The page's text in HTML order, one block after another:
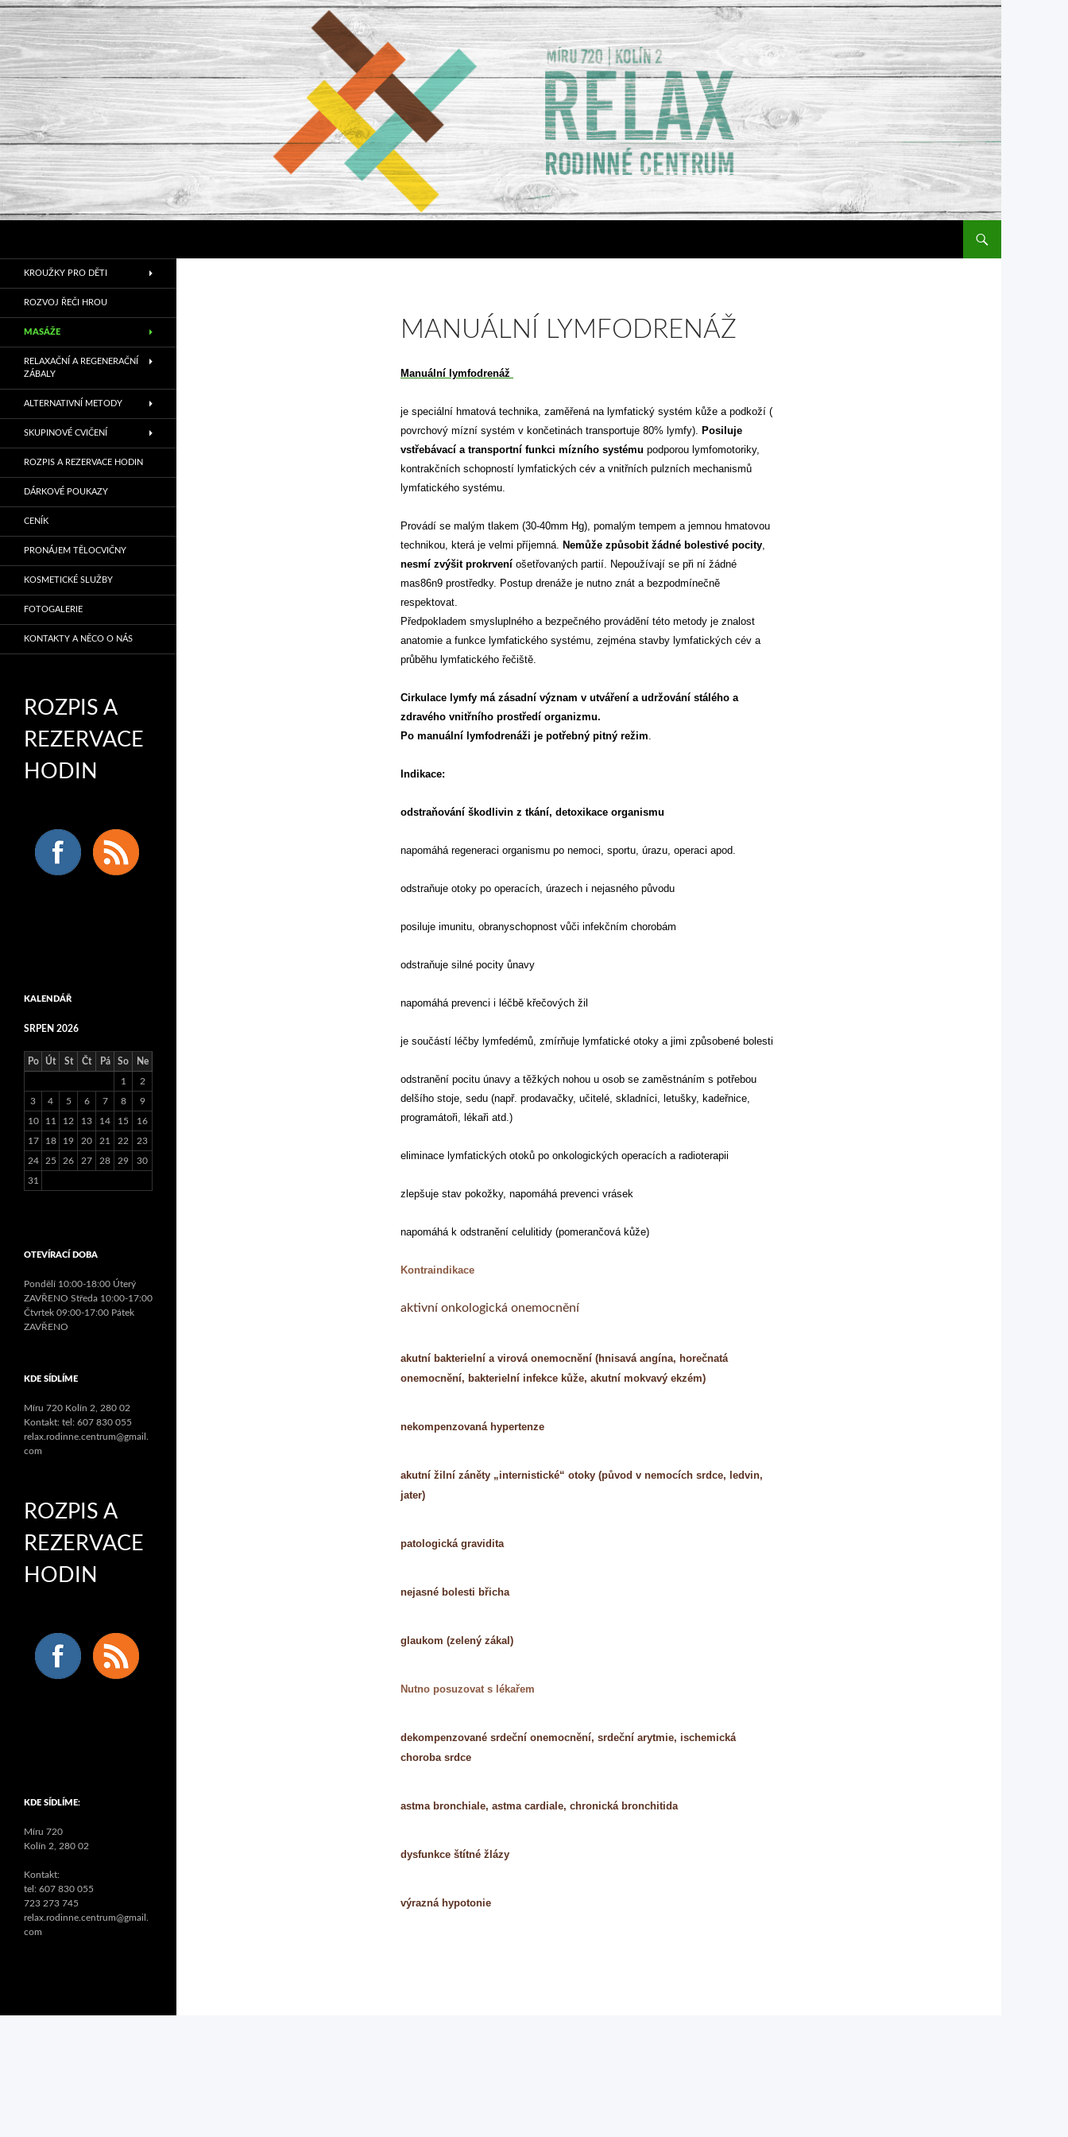
MANUÁLNÍ LYMFODRENÁŽ
Manuální lymfodrenáž
je speciální hmatová technika, zaměřená na lymfatický systém kůže a podkoží (
povrchový mízní systém v končetinách transportuje 80% lymfy). Posiluje
vstřebávací a transportní funkci mízního systému podporou lymfomotoriky,
kontrakčních schopností lymfatických cév a vnitřních pulzních mechanismů
lymfatického systému.
Provádí se malým tlakem (30-40mm Hg), pomalým tempem a jemnou hmatovou
technikou, která je velmi příjemná. Nemůže způsobit žádné bolestivé pocity,
nesmí zvýšit prokrvení ošetřovaných partií. Nepoužívají se při ní žádné
mas86n9 prostředky. Postup drenáže je nutno znát a bezpodmínečně
respektovat.
Předpokladem smysluplného a bezpečného provádění této metody je znalost
anatomie a funkce lymfatického systému, zejména stavby lymfatických cév a
průběhu lymfatického řečiště.
Cirkulace lymfy má zásadní význam v utváření a udržování stálého a
zdravého vnitřního prostředí organizmu.
Po manuální lymfodrenáži je potřebný pitný režim.
Indikace:
odstraňování škodlivin z tkání, detoxikace organismu
napomáhá regeneraci organismu po nemoci, sportu, úrazu, operaci apod.
odstraňuje otoky po operacích, úrazech i nejasného původu
posiluje imunitu, obranyschopnost vůči infekčním chorobám
odstraňuje silné pocity ůnavy
napomáhá prevenci i léčbě křečových žil
je součástí léčby lymfedémů, zmírňuje lymfatické otoky a jimi způsobené bolesti
odstranění pocitu únavy a těžkých nohou u osob se zaměstnáním s potřebou
delšího stoje, sedu (např. prodavačky, učitelé, skladníci, letušky, kadeřnice,
programátoři, lékaři atd.)
eliminace lymfatických otoků po onkologických operacích a radioterapii
zlepšuje stav pokožky, napomáhá prevenci vrásek
napomáhá k odstranění celulitidy (pomerančová kůže)
Kontraindikace
aktivní onkologická onemocnění
akutní bakterielní a virová onemocnění (hnisavá angína, horečnatá
onemocnění, bakterielní infekce kůže, akutní mokvavý ekzém)
nekompenzovaná hypertenze
akutní žilní záněty „internistické“ otoky (původ v nemocích srdce, ledvin,
jater)
patologická gravidita
nejasné bolesti břicha
glaukom (zelený zákal)
Nutno posuzovat s lékařem
dekompenzované srdeční onemocnění, srdeční arytmie, ischemická
choroba srdce
astma bronchiale, astma cardiale, chronická bronchitida
dysfunkce štítné žlázy
výrazná hypotonie
KROUŽKY PRO DĚTI
ROZVOJ ŘEČI HROU
MASÁŽE
RELAXAČNÍ A REGENERAČNÍ
ZÁBALY
ALTERNATIVNÍ METODY
SKUPINOVÉ CVIČENÍ
ROZPIS A REZERVACE HODIN
DÁRKOVÉ POUKAZY
CENÍK
PRONÁJEM TĚLOCVIČNY
KOSMETICKÉ SLUŽBY
FOTOGALERIE
KONTAKTY A NĚCO O NÁS
ROZPIS A
REZERVACE
HODIN
KALENDÁŘ
SRPEN 2026
Po Út St Čt Pá So Ne
1 2
3 4 5 6 7 8 9
10 11 12 13 14 15 16
17 18 19 20 21 22 23
24 25 26 27 28 29 30
31
OTEVÍRACÍ DOBA
Pondělí 10:00-18:00 Úterý
ZAVŘENO Středa 10:00-17:00
Čtvrtek 09:00-17:00 Pátek
ZAVŘENO
KDE SÍDLÍME
Míru 720 Kolín 2, 280 02
Kontakt: tel: 607 830 055
relax.rodinne.centrum@gmail.
com
ROZPIS A
REZERVACE
HODIN
KDE SÍDLÍME:
Míru 720
Kolín 2, 280 02
Kontakt:
tel: 607 830 055
723 273 745
relax.rodinne.centrum@gmail.
com